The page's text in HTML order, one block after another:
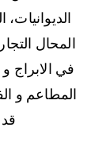
المحال
في الابراج
المطاعم و